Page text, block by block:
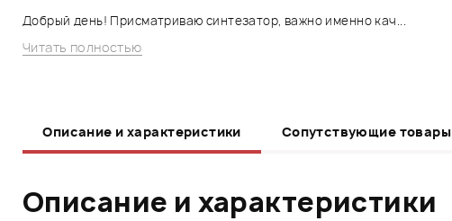
Добрый день! Присматриваю синтезатор, важно именно кач...
Читать полностью
Описание и характеристики Сопутствующие товары
Описание и характеристики